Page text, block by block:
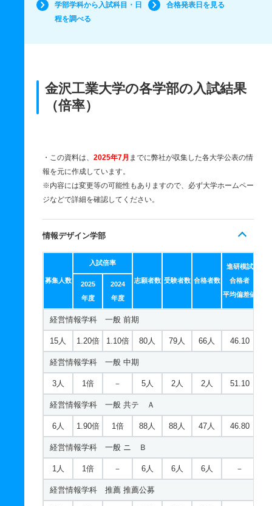
学部学科から入試科目・日
程を調べる
合格発表日を見る
金沢工業大学の各学部の入試結果
（倍率）
・この資料は、 2025年7月 までに弊社が収集した各大学公表の情
報を元に作成しています。
※内容には変更等の可能性もありますので、必ず大学ホームペー
ジなどで詳細を確認してください。
情報デザイン学部
募集人数
入試倍率
志願者数 受験者数 合格者数
進研模試
合格者
平均偏差値
2025
年度
2024
年度
経営情報学科 一般 前期
15人 1.20倍 1.10倍 80人 79人 66人 46.10
経営情報学科 一般 中期
3人 1倍 － 5人 2人 2人 51.10
経営情報学科 一般 共テ Ａ
6人 1.90倍 1倍 88人 88人 47人 46.80
経営情報学科 一般 ニ Ｂ
1人 1倍 － 6人 6人 6人 －
経営情報学科 推薦 推薦公募